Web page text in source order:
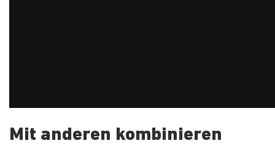
Mit anderen kombinieren